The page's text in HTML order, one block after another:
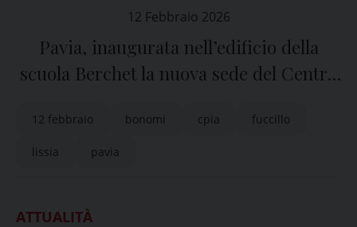
12 Febbraio 2026
Pavia, inaugurata nell’edificio della
scuola Berchet la nuova sede del Centro
12 febbraio bonomi cpia fuccillo
lissia pavia
ATTUALITÀ